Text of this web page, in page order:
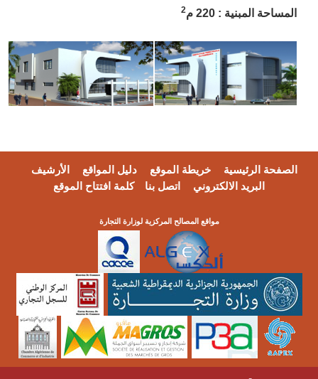
المساحة المبنية : 2
الصفحة الرئيسية خريطة الموقع دليل المواقع
الأرشيف
البريد الالكتروني
اتصل بنا كلمة افتتاح الموقع
مواقع المصالح المركزية لوزارة التجارة